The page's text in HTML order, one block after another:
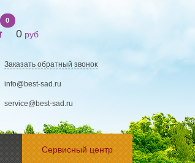
0
0 руб
Заказать обратный звонок
info@best-sad.ru
service@best-sad.ru
Сервисный центр